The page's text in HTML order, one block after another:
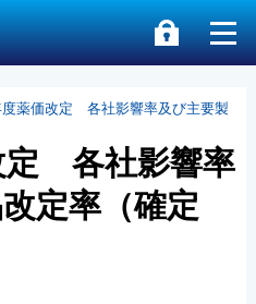
度薬価改定 各社影響率及び主要製
定 各社影響率
定率（確定